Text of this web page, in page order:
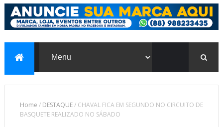
Home / DESTAQUE/ CHAVAL FICA EM SEGUNDO NO CIRCUITO DE
BASQUETE REALIZADO NO SÁBADO